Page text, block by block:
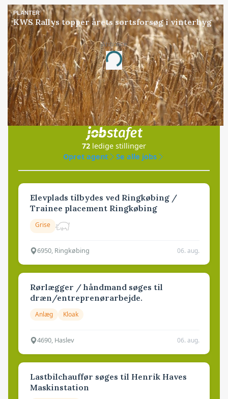
PLANTER
KWS Rallys topper årets sortsforsøg i vinterbyg
Annonce
Loading...
Jobs
i samarbejde med
72 ledige stillinger
Opret agent
Se alle jobs
Elevplads tilbydes ved Ringkøbing /
Trainee placement Ringkøbing
Grise
6950, Ringkøbing 06. aug.
Rørlægger / håndmand søges til
dræn/entreprenørarbejde.
Anlæg Kloak
4690, Haslev 06. aug.
Lastbilchauffør søges til Henrik Haves
Maskinstation